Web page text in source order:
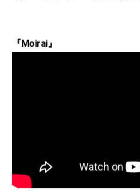
『Moirai』